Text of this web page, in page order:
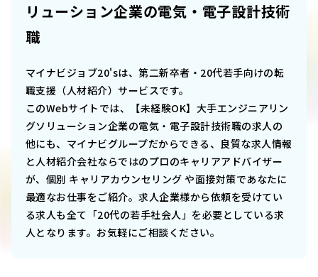
リューション企業の電気・電子設計技術
職
マイナビジョブ20'sは、第二新卒者・20代若手向けの転
職支援（人材紹介）サービスです。
このWebサイトでは、
【未経験OK】大手エンジニアリン
グソリューション企業の電気・電子設計技術職の求人の
他にも、マイナビグループだからできる、良質な求人情報
と人材紹介会社ならではのプロのキャリアアドバイザー
が、個別 キャリアカウンセリング や面接対策であなたに
最適なお仕事をご紹介。求人企業様から依頼を受けてい
る求人も全て「20代の若手社会人」を必要としている求
人となります。お気軽にご相談ください。